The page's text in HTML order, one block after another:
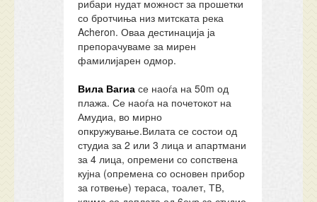
рибари нудат можност за прошетки
со бротчиња низ митската река
Acheron. Оваа дестинација ја
препорачуваме за мирен
фамилијарен одмор.
Вила Вагиа се наоѓа на 50m од
плажа. Се наоѓа на почетокот на
Амудиа, во мирно
опкружување.Вилата се состои од
студиа за 2 или 3 лица и апартмани
за 4 лица, опремени со сопствена
кујна (опремена со основен прибор
за готвење) тераса, тоалет, ТВ,